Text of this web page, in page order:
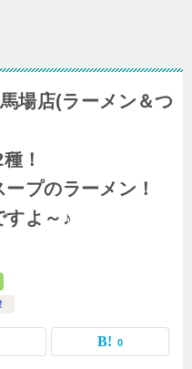
場店(ラーメン＆つ
！
プのラーメン！
よ～♪
0